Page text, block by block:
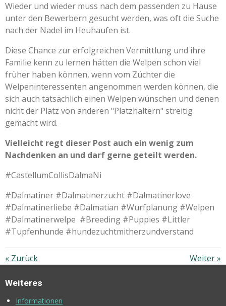
Wieder und wieder muss nach dem passenden zu Hause
unter den Bewerbern gesucht werden, was oft die Suche
nach der Nadel im Heuhaufen ist.
Diese Chance zur erfolgreichen Vermittlung und ihre
Familie kenn zu lernen hätten die Welpen schon viel
früher haben können, wenn vom Züchter die
Welpeninteressenten angenommen werden können, die
sich auch tatsächlich einen Welpen wünschen und denen
nicht der Platz von anderen "Platzhaltern" streitig
gemacht wird.
Vielleicht regt dieser Post auch ein wenig zum
Nachdenken an und darf gerne geteilt werden.
#CastellumCollisDalmaNi
#Dalmatiner #Dalmatinerzucht #Dalmatinerlove
#Dalmatinerliebe #Dalmatian #Wurfplanung #Welpen
#Dalmatinerwelpe #Breeding #Puppies #Littler
#Tupfenhunde #hundezuchtmitherzundverstand
« Zurück Weiter»
Weiteres
Informationen